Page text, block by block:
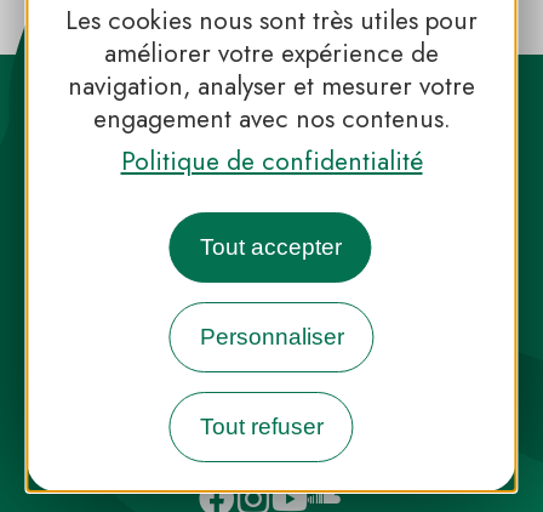
Les cookies nous sont très utiles pour
améliorer votre expérience de
navigation, analyser et mesurer votre
engagement avec nos contenus.
Politique de confidentialité
Tout accepter
Personnaliser
Tout refuser
Destination Parcs, de l’inspiration en
toute saison
INFOS PRESSEFAQNOUS CONTACTER
NEWSLETTER